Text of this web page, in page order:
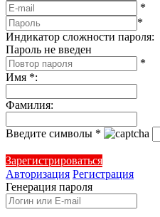
*
*
Индикатор сложности пароля:
Пароль не введен
*
Имя *:
Фамилия:
Введите символы *
Зарегистрироваться
Авторизация Регистрация
Генерация пароля